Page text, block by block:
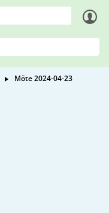
Möte 2024-04-23